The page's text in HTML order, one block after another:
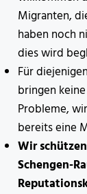
Migranten,
haben noch
dies wird
Für
bringen
Probleme,
bereits eine
Wir
Schengen-